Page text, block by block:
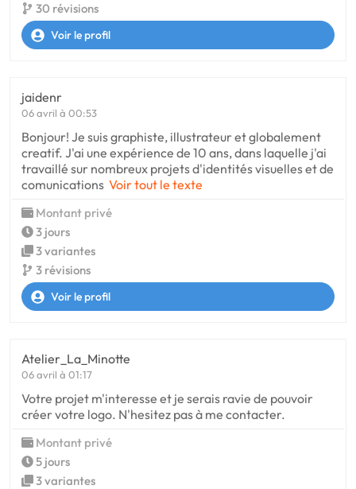
30 révisions
Voir le profil
jaidenr
06 avril à 00:53
Bonjour! Je suis graphiste, illustrateur et globalement
creatif. J'ai une expérience de 10 ans, dans laquelle j'ai
travaillé sur nombreux projets d'identités visuelles et de
comunications Voir tout le texte
Montant privé
3 jours
3 variantes
3 révisions
Voir le profil
Atelier_La_Minotte
06 avril à 01:17
Votre projet m'interesse et je serais ravie de pouvoir
créer votre logo. N'hesitez pas à me contacter.
Montant privé
5 jours
3 variantes